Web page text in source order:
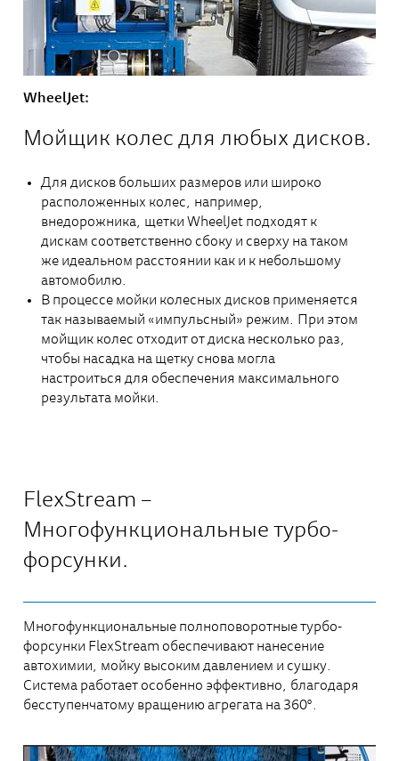
WheelJet:
Мойщик колес для любых дисков.
Для дисков больших размеров или широко
расположенных колес, например,
внедорожника, щетки WheelJet подходят к
дискам соответственно сбоку и сверху на таком
же идеальном расстоянии как и к небольшому
автомобилю.
В процессе мойки колесных дисков применяется
так называемый «импульсный» режим. При этом
мойщик колес отходит от диска несколько раз,
чтобы насадка на щетку снова могла
настроиться для обеспечения максимального
результата мойки.
FlexStream –
Многофункциональные турбо-
форсунки.
Многофункциональные полноповоротные турбо-
форсунки FlexStream обеспечивают нанесение
автохимии, мойку высоким давлением и сушку.
Система работает особенно эффективно, благодаря
бесступенчатому вращению агрегата на 360°.